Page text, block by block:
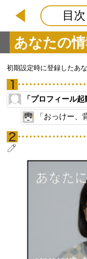
目次
あなたの
初期設定時に登録したあ
「プロフィール起
「おっけー、